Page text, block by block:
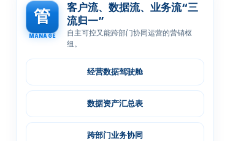
管
MANAGE
客户流、数据流、业务流“三
流归一”
自主可控又能跨部门协同运营的营销枢
纽。
经营数据驾驶舱
数据资产汇总表
跨部门业务协同